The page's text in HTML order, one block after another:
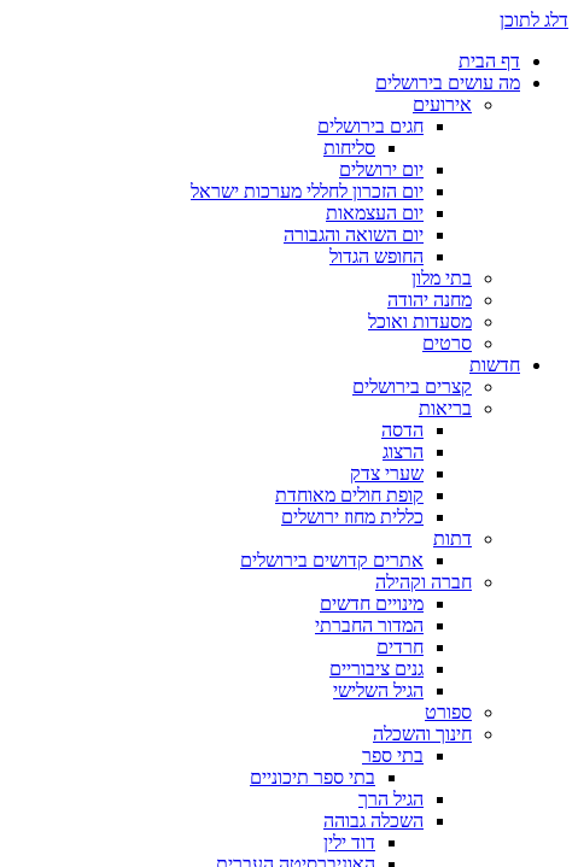
דלג לתוכן
דף הבית
מה עושים בירושלים
אירועים
חגים בירושלים
סליחות
יום ירושלים
יום הזכרון לחללי מערכות ישראל
יום העצמאות
יום השואה והגבורה
החופש הגדול
בתי מלון
מחנה יהודה
מסעדות ואוכל
סרטים
חדשות
קצרים בירושלים
בריאות
הדסה
הרצוג
שערי צדק
קופת חולים מאוחדת
כללית מחוז ירושלים
דתות
אתרים קדושים בירושלים
חברה וקהילה
מינויים חדשים
המדור החברתי
חרדים
גנים ציבוריים
הגיל השלישי
ספורט
חינוך והשכלה
בתי ספר
בתי ספר תיכוניים
הגיל הרך
השכלה גבוהה
דוד ילין